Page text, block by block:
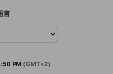
言
PM (GMT+2)